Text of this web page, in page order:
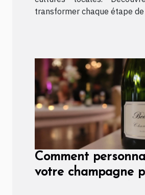
transformer chaque étape de
Comment
votre champagne